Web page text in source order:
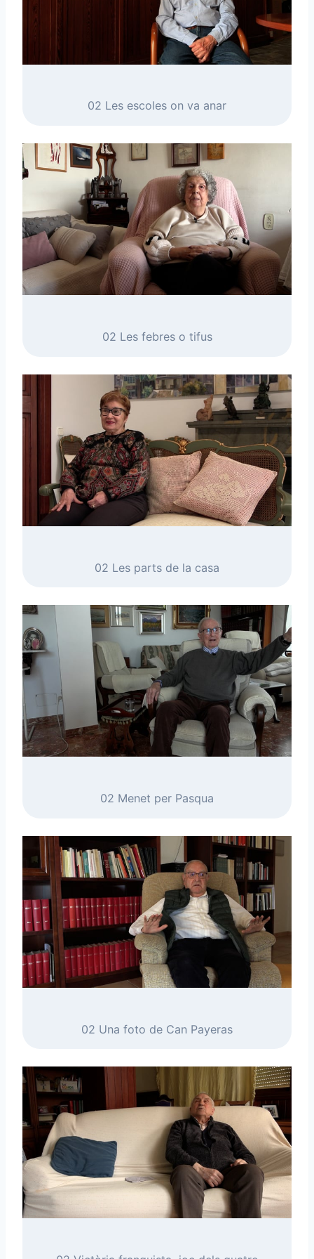
02 Les escoles on va anar
02 Les febres o tifus
02 Les parts de la casa
02 Menet per Pasqua
02 Una foto de Can Payeras